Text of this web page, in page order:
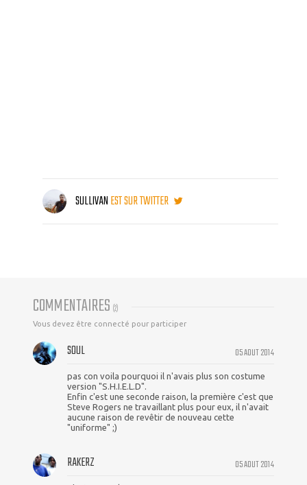
SULLIVANEST SUR TWITTER
COMMENTAIRES (2)
Vous devez être connecté pour participer
05 AOUT 2014
SOUL
pas con voila pourquoi il n'avais plus son costume
version "S.H.I.E.L.D".
Enfin c'est une seconde raison, la première c'est que
Steve Rogers ne travaillant plus pour eux, il n'avait
aucune raison de revêtir de nouveau cette
"uniforme" ;)
05 AOUT 2014
RAKERZ